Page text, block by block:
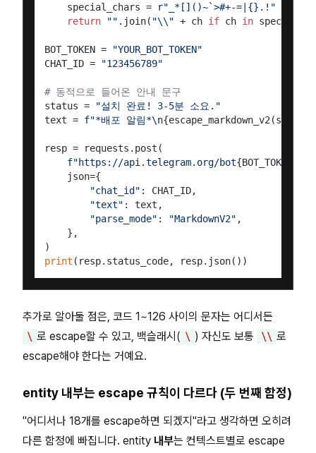
    special_chars =
r"_*[]()~`>#+-=|{}.!"
return
"" .join( "\\" + ch if ch in
BOT_TOKEN =
"YOUR_BOT_TOKEN"
CHAT_ID =
"123456789"
# 동적으로 들어온 안내 문구
status =
"설치 완료! 3-5분 소요."
text = f"*배포 알림*\n
resp = requests.post(
f"https://api.telegram.org/bot{BOT_TOKEN}
    json={
"chat_id" : CHAT_ID,
"text" : text,
"parse_mode" : "MarkdownV2" ,
    },
print
추가로 알아둘 점은, 코드 1~126 사이의 문자는 어디서든
\ 로 escape할 수 있고, 백슬래시( \ ) 자신도 보통 \\ 로
escape해야 한다는 거예요.
entity 내부는 escape 규칙이 다르다 (두 번째 함정)
"어디서나 18개를 escape하면 되겠지"라고 생각하면 오히려
다른 함정에 빠집니다. entity 내부는 컨텍스트별로 escape